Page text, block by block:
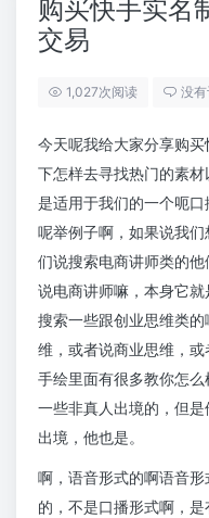
购买快手实名
交易
1,027次阅读 没
今天呢我给大家分享购
下怎样去寻找热门的素
是适用于我们的一个呃
呢举例子啊，如果说我
们说搜索电商讲师类的
说电商讲师嘛，本身它
搜索一些跟创业思维类
维，或者说商业思维，
手绘里面有很多教你怎
一些非真人出境的，但
出境，他也是。
啊，语音形式的啊语音
的，不是口播形式啊，